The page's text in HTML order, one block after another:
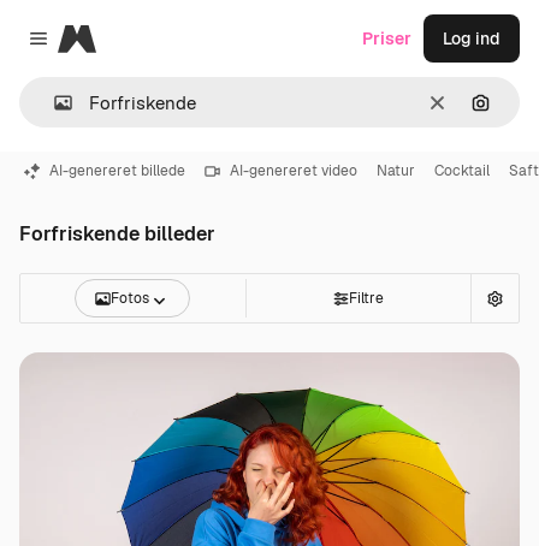
Close menu
Magnific
Klar Søg
Priser Log ind
AI-genereret billede AI-genereret video Natur Cocktail Saft
Forfriskende billeder
Fotos Filtre